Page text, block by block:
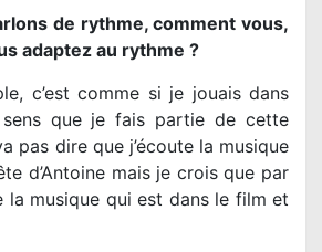
de rythme, comment vous,
adaptez au rythme ?
c’est comme si je jouais dans
que je fais partie de cette
pas dire que j’écoute la musique
d’Antoine mais je crois que par
la musique qui est dans le film et